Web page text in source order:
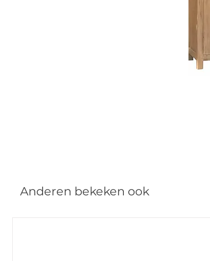
Anderen bekeken ook